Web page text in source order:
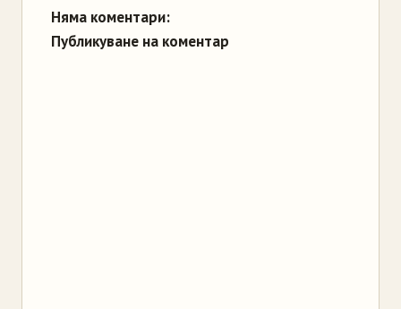
Няма коментари:
Публикуване на коментар